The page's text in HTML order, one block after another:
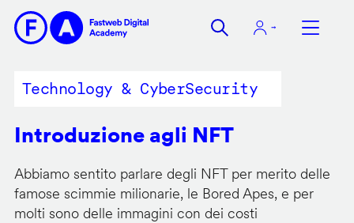
contenuto
Technology & CyberSecurity
Introduzione agli NFT
Abbiamo sentito parlare degli NFT per merito delle
famose scimmie milionarie, le Bored Apes, e per
molti sono delle immagini con dei costi